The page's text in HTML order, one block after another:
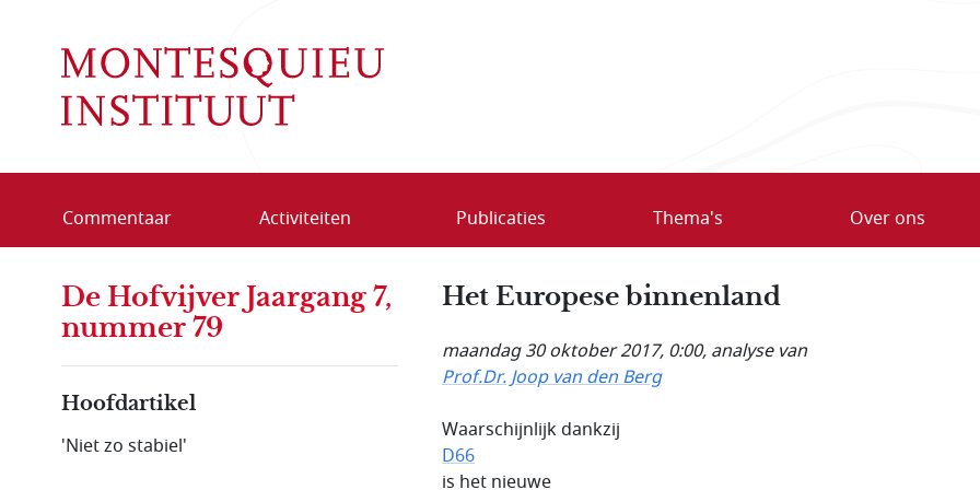
Commentaar Activiteiten Publicaties Thema's Over ons
Het Europese binnenland
maandag 30 oktober 2017, 0:00, analyse van
Prof.Dr. Joop van den Berg
Waarschijnlijk dankzij
D66
is het nieuwe
De Hofvijver Jaargang 7,
nummer 79
Hoofdartikel
'Niet zo stabiel'